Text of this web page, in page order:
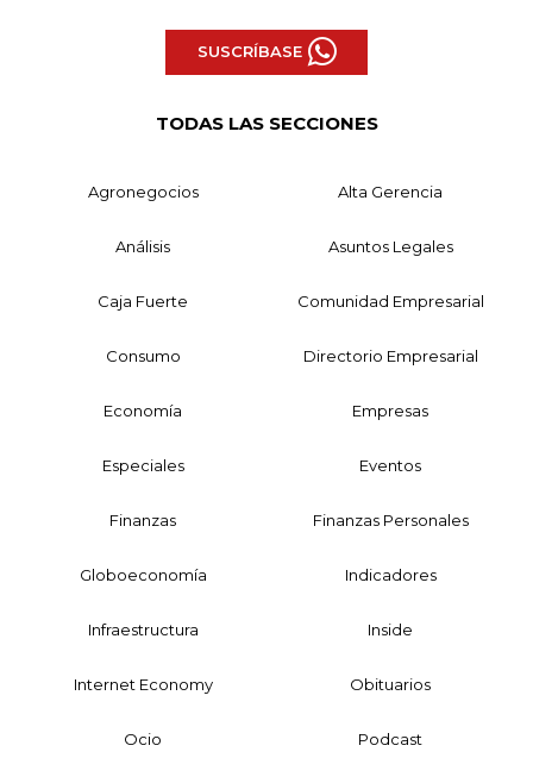
SUSCRÍBASE
TODAS LAS SECCIONES
Agronegocios Alta Gerencia
Análisis Asuntos Legales
Caja Fuerte Comunidad Empresarial
Consumo Directorio Empresarial
Economía Empresas
Especiales Eventos
Finanzas Finanzas Personales
Globoeconomía Indicadores
Infraestructura Inside
Internet Economy Obituarios
Ocio Podcast